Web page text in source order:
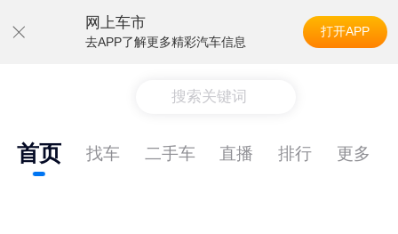
网上车市
去APP了解更多精彩汽车信息
打开APP
搜索关键词
首页 找车 二手车 直播 排行 更多